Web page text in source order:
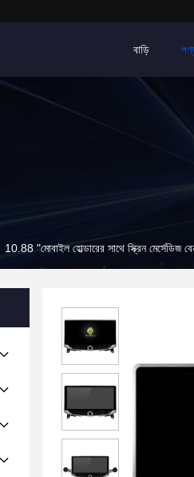
বাড়ি
10.88 "মোবাইল হোল্ডারের সাথে স্ক্রিন